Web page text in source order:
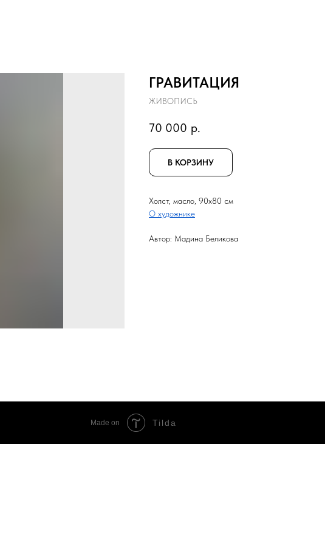
ГРАВИТАЦИЯ
ЖИВОПИСЬ
70 000 р.
В КОРЗИНУ
Холст, масло, 90x80 см
О художнике
Автор: Мадина Беликова
Made on Tilda